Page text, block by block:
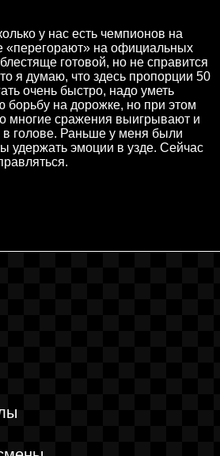
у нас есть чемпионов на
«перегорают» на официальных
готовой, но не справится
я думаю, что здесь пропорции 50
очень быстро, надо уметь
борьбу на дорожке, но при этом
многие сражения выигрывают и
голове. Раньше у меня были
удержать эмоции в узде. Сейчас